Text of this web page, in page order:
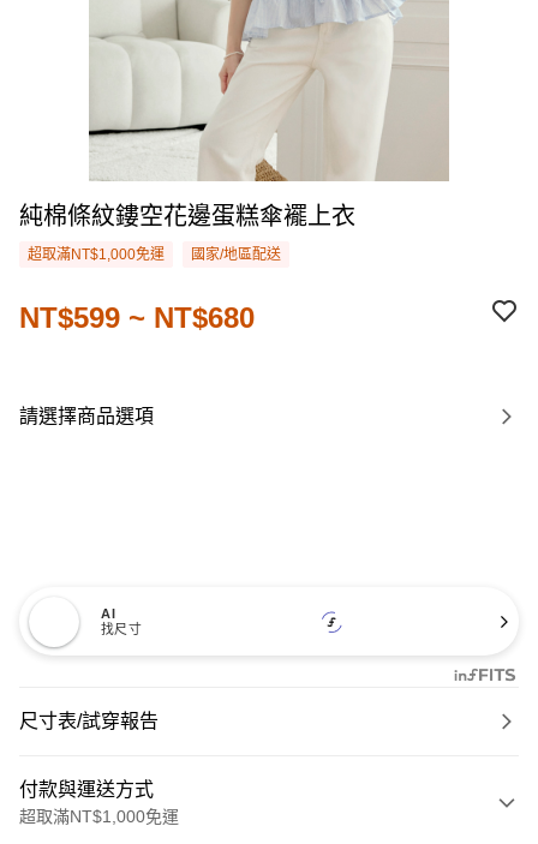
純棉條紋鏤空花邊蛋糕傘襬上衣
超取滿NT$1,000免運 國家/地區配送
NT$599 ~ NT$680
請選擇商品選項
AI
找尺寸
尺寸表/試穿報告
付款與運送方式
超取滿NT$1,000免運